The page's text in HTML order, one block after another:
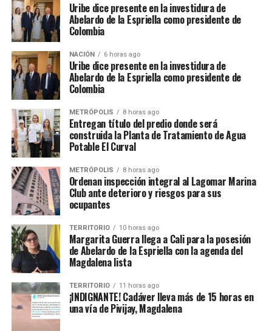
Uribe dice presente en la investidura de
Abelardo de la Espriella como presidente de
Colombia
NACIÓN 6 horas ago
Uribe dice presente en la investidura de
Abelardo de la Espriella como presidente de
Colombia
METRÓPOLIS 8 horas ago
Entregan título del predio donde será
construida la Planta de Tratamiento de Agua
Potable El Curval
METRÓPOLIS 8 horas ago
Ordenan inspección integral al Lagomar Marina
Club ante deterioro y riesgos para sus
ocupantes
TERRITORIO 10 horas ago
Margarita Guerra llega a Cali para la posesión
de Abelardo de la Espriella con la agenda del
Magdalena lista
TERRITORIO 11 horas ago
¡INDIGNANTE! Cadáver lleva más de 15 horas en
una vía de Pivijay, Magdalena